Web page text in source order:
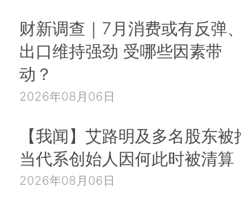
财新调查｜7月消费或有反弹、
出口维持强劲 受哪些因素带
动？
2026年08月06日
【我闻】艾路明及多名股东被
当代系创始人因何此时被清算
2026年08月06日